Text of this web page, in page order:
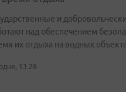
и
над обеспечением
их отдыха на водных
13:28